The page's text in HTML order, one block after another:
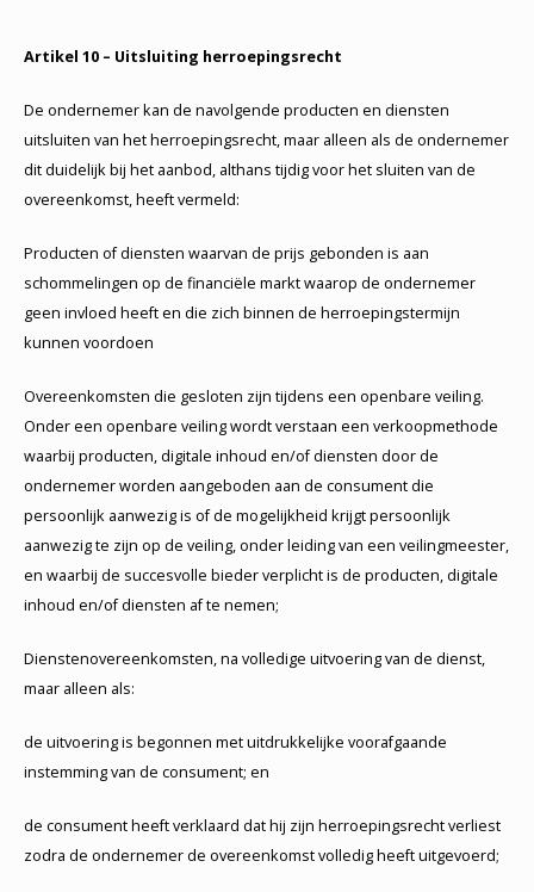
Artikel 10 – Uitsluiting herroepingsrecht
De ondernemer kan de navolgende producten en diensten
uitsluiten van het herroepingsrecht, maar alleen als de ondernemer
dit duidelijk bij het aanbod, althans tijdig voor het sluiten van de
overeenkomst, heeft vermeld:
Producten of diensten waarvan de prijs gebonden is aan
schommelingen op de financiële markt waarop de ondernemer
geen invloed heeft en die zich binnen de herroepingstermijn
kunnen voordoen
Overeenkomsten die gesloten zijn tijdens een openbare veiling.
Onder een openbare veiling wordt verstaan een verkoopmethode
waarbij producten, digitale inhoud en/of diensten door de
ondernemer worden aangeboden aan de consument die
persoonlijk aanwezig is of de mogelijkheid krijgt persoonlijk
aanwezig te zijn op de veiling, onder leiding van een veilingmeester,
en waarbij de succesvolle bieder verplicht is de producten, digitale
inhoud en/of diensten af te nemen;
Dienstenovereenkomsten, na volledige uitvoering van de dienst,
maar alleen als:
de uitvoering is begonnen met uitdrukkelijke voorafgaande
instemming van de consument; en
de consument heeft verklaard dat hij zijn herroepingsrecht verliest
zodra de ondernemer de overeenkomst volledig heeft uitgevoerd;